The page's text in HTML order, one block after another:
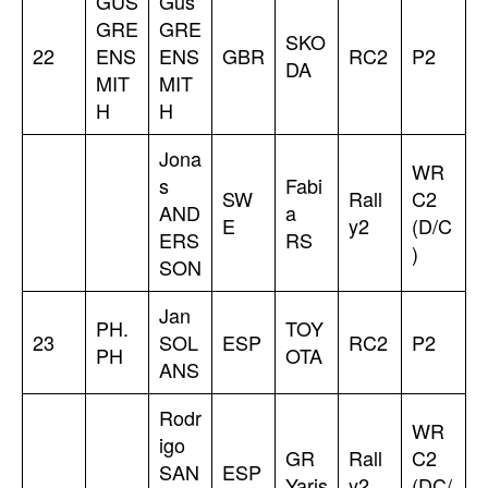
22
GRE
ENS
MIT
H
GRE
ENS
MIT
H
GBR
SKO
DA
RC2 P2
Jona
s
AND
ERS
SON
SW
E
Fabi
a
RS
Rall
y2
WR
C2
(D/C
)
23
PH.
PH
Jan
SOL
ANS
ESP
TOY
OTA
RC2 P2
Rodr
igo
SAN
ESP
GR
Rall
WR
C2